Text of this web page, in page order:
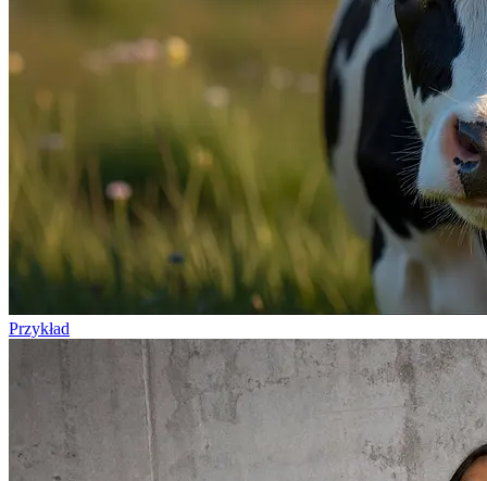
Przykład